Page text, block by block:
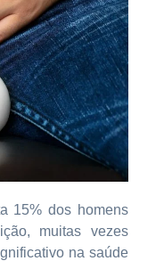
15% dos homens
muitas vezes
na saúde